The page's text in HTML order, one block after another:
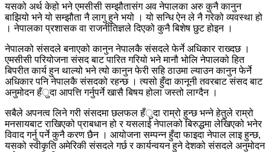
यसको अर्थ केहो भने एमसीसी सम्झौतासंग अव नेपालका अरु कुनै कानुन
बाझियो भने यो सम्झौता नै लागु हुने भयो । यो सन्धि ऐन ले नै गरेको व्यवस्था हो
। नेपालका प्रशासक वा राजनीतिज्ञले दिएको कुनै बिशेष छुट होइन ।
नेपालको संसदले बनाएको कानुन नेपालकै संसदले फेर्ने अधिकार राख्दछ ।
एमसीसी परियोजना संसद बाट पारित गरियो भने मानौ भोलि नेपालको हित
बिपरीत कार्य हुन थाल्यो भने त्यो कानुन फेरी सहि ठाउमा ल्याउन कानुन फेर्ने
अधिकार पनि नेपालकै संसदको रहन्छ । त्यसो हुँदा कानूनी तवरबाट संसद बाट
अनुमोदन हँुदा आपत्ति गर्नुपर्ने खासै बिषय होला जस्तो लाग्दैन ।
सबैले अपनत्व लिने गरी संसदमा छलफल हँुदा राम्रो हुन्छ भन्ने हेतुले राम्रो
मनसायबाट राखिएको प्राबधान हो र यसलाई नेपालको बिरुद्धमा लेखिएको भनेर
विवाद गर्नु पर्ने कुनै करण छैन । आयोजना सम्पन्न हुँदा फाइदा नेपाल लाइ हुन्छ,
यसको स्वीकृति अमेरिकी संसदले गर्छ र कार्यन्वयन हुने देशको संसदले अनुमोदन